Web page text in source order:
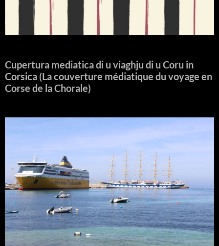
Cupertura mediatica di u viaghju di u Coru in
Corsica (La couverture médiatique du voyage en
Corse de la Chorale)